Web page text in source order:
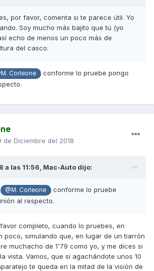
por favor, comenta si te parece útil. Yo
Soy mucho más bajito que tú (yo
echo de menos un poco más de
del casco.
Corleone
conforme lo pruebe pongo
de Diciembre del 2018
a las 11:56, Mac-Auto dijo:
@M. Corleone
conforme lo pruebe
al respecto.
completo, cuando lo pruebes, en
poco, simulando que, en lugar de un tiarrón
muchacho de 1'79 como yo, y me dices si
vista. Vamos, que si agachándote unos 10
te queda en la mitad de la visión de